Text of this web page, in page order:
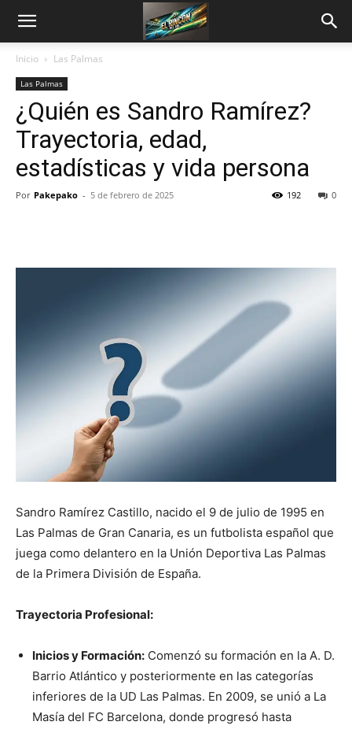
Inicio Las Palmas
Las Palmas
¿Quién es Sandro Ramírez?
Trayectoria, edad,
estadísticas y vida persona
Por Pakepako - 5 de febrero de 2025 0
192
Sandro Ramírez Castillo, nacido el 9 de julio de 1995 en
Las Palmas de Gran Canaria, es un futbolista español que
juega como delantero en la Unión Deportiva Las Palmas
de la Primera División de España.
Trayectoria Profesional:
Inicios y Formación: Comenzó su formación en la A. D.
Barrio Atlántico y posteriormente en las categorías
inferiores de la UD Las Palmas. En 2009, se unió a La
Masía del FC Barcelona, donde progresó hasta